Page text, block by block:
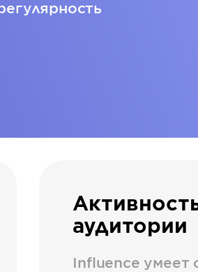
аудитории
Influence умеет